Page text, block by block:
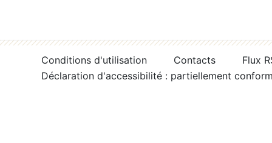
Conditions d'utilisation Contacts
Flux
Déclaration d'accessibilité : partiellement